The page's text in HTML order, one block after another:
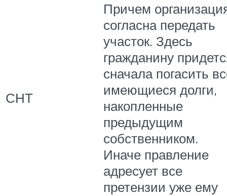
СНТ
Причем
согласна передать
участок. Здесь
гражданину
сначала погасить
имеющиеся долги,
накопленные
предыдущим
собственником.
Иначе правление
адресует все
претензии уже ему